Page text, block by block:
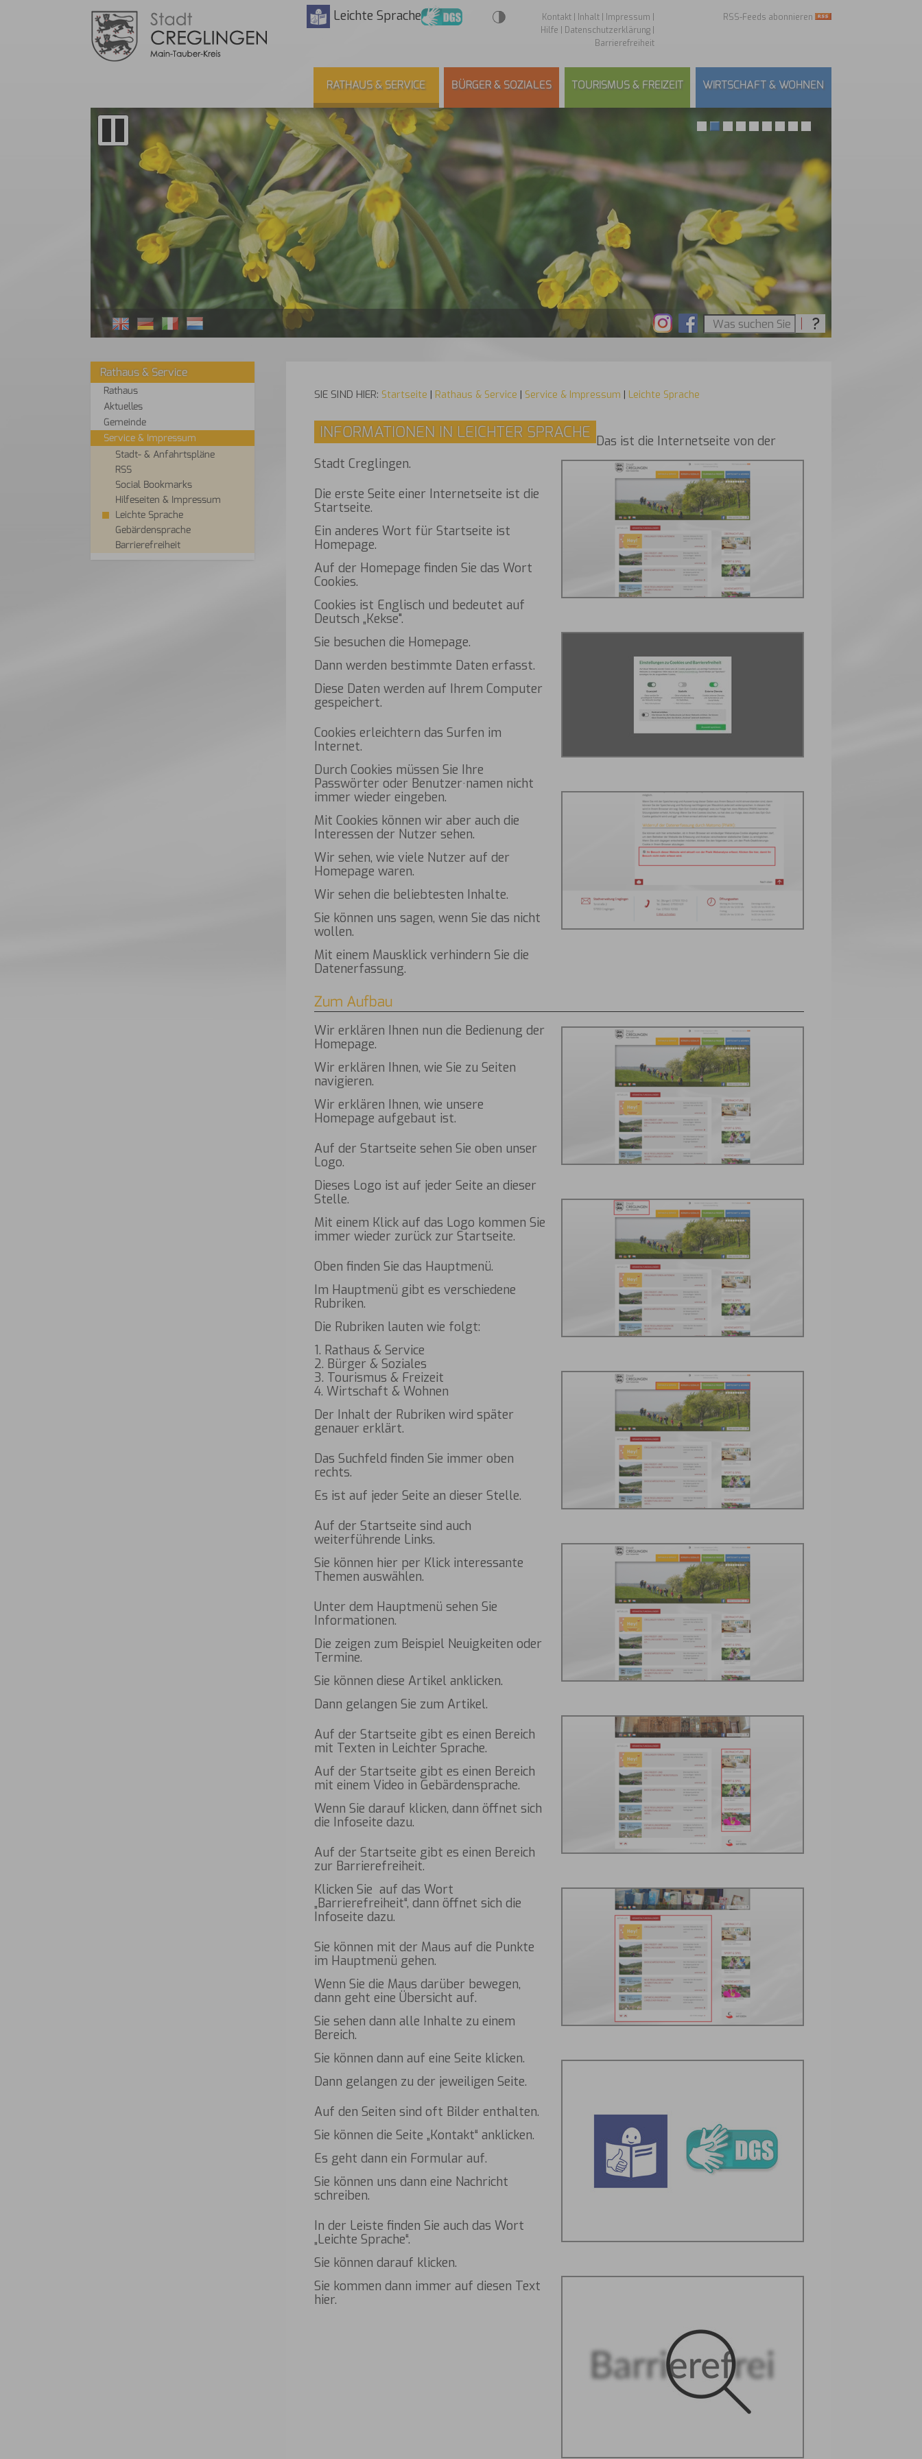
Leichte Sprache Kontakt Inhalt Impressum
Hilfe
Datenschutzerklärung
Barrierefreiheit
RSS-Feeds abonnieren
RATHAUS & SERVICE BÜRGER & SOZIALES TOURISMUS & FREIZEIT WIRTSCHAFT & WOHNEN
Rathaus & Service
Rathaus
Aktuelles
Gemeinde
Service & Impressum
Stadt- & Anfahrtspläne
RSS
Social Bookmarks
Hilfeseiten & Impressum
Leichte Sprache
Gebärdensprache
Barrierefreiheit
SIE SIND HIER: Startseite | Rathaus & Service | Service & Impressum | Leichte Sprache
INFORMATIONEN IN LEICHTER SPRACHE Das ist die Internetseite von der
Stadt Creglingen.
Die erste Seite einer Internetseite ist die
Startseite.
Ein anderes Wort für Startseite ist
Homepage.
Auf der Homepage finden Sie das Wort
Cookies.
Cookies ist Englisch und bedeutet auf
Deutsch „Kekse".
Sie besuchen die Homepage.
Dann werden bestimmte Daten erfasst.
Diese Daten werden auf Ihrem Computer
gespeichert.
Cookies erleichtern das Surfen im
Internet.
Durch Cookies müssen Sie Ihre
Passwörter oder Benutzer·namen nicht
immer wieder eingeben.
Mit Cookies können wir aber auch die
Interessen der Nutzer sehen.
Wir sehen, wie viele Nutzer auf der
Homepage waren.
Wir sehen die beliebtesten Inhalte.
Sie können uns sagen, wenn Sie das nicht
wollen.
Mit einem Mausklick verhindern Sie die
Datenerfassung.
Zum Aufbau
Wir erklären Ihnen nun die Bedienung der
Homepage.
Wir erklären Ihnen, wie Sie zu Seiten
navigieren.
Wir erklären Ihnen, wie unsere
Homepage aufgebaut ist.
Auf der Startseite sehen Sie oben unser
Logo.
Dieses Logo ist auf jeder Seite an dieser
Stelle.
Mit einem Klick auf das Logo kommen Sie
immer wieder zurück zur Startseite.
Oben finden Sie das Hauptmenü.
Im Hauptmenü gibt es verschiedene
Rubriken.
Die Rubriken lauten wie folgt:
1. Rathaus & Service
2. Bürger & Soziales
3. Tourismus & Freizeit
4. Wirtschaft & Wohnen
Der Inhalt der Rubriken wird später
genauer erklärt.
Das Suchfeld finden Sie immer oben
rechts.
Es ist auf jeder Seite an dieser Stelle.
Auf der Startseite sind auch
weiterführende Links.
Sie können hier per Klick interessante
Themen auswählen.
Unter dem Hauptmenü sehen Sie
Informationen.
Die zeigen zum Beispiel Neuigkeiten oder
Termine.
Sie können diese Artikel anklicken.
Dann gelangen Sie zum Artikel.
Auf der Startseite gibt es einen Bereich
mit Texten in Leichter Sprache.
Auf der Startseite gibt es einen Bereich
mit einem Video in Gebärdensprache.
Wenn Sie darauf klicken, dann öffnet sich
die Infoseite dazu.
Auf der Startseite gibt es einen Bereich
zur Barrierefreiheit.
Klicken Sie auf das Wort
„Barrierefreiheit“, dann öffnet sich die
Infoseite dazu.
Sie können mit der Maus auf die Punkte
im Hauptmenü gehen.
Wenn Sie die Maus darüber bewegen,
dann geht eine Übersicht auf.
Sie sehen dann alle Inhalte zu einem
Bereich.
Sie können dann auf eine Seite klicken.
Dann gelangen zu der jeweiligen Seite.
Auf den Seiten sind oft Bilder enthalten.
Sie können die Seite „Kontakt“ anklicken.
Es geht dann ein Formular auf.
Sie können uns dann eine Nachricht
schreiben.
In der Leiste finden Sie auch das Wort
„Leichte Sprache“.
Sie können darauf klicken.
Sie kommen dann immer auf diesen Text
hier.